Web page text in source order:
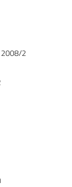
2008/2